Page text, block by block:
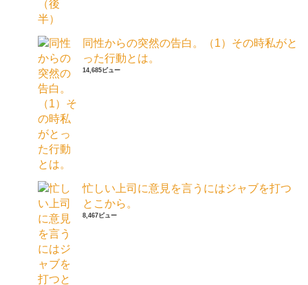
同性からの突然の告白。（1）その時私がと
った行動とは。
14,685ビュー
忙しい上司に意見を言うにはジャブを打つ
とこから。
8,467ビュー